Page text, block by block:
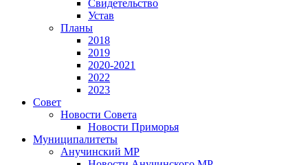
Свидетельство
Устав
Планы
2018
2019
2020-2021
2022
2023
Совет
Новости Совета
Новости Приморья
Муниципалитеты
Анучинский МР